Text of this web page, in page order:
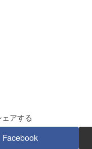
アする
Facebook